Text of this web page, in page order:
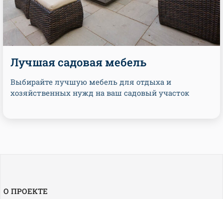
Лучшая садовая мебель
Выбирайте лучшую мебель для отдыха и
хозяйственных нужд на ваш садовый участок
О ПРОЕКТЕ